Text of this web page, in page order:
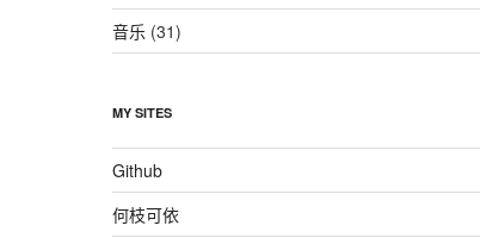
音乐 (31)
MY SITES
Github
何枝可依